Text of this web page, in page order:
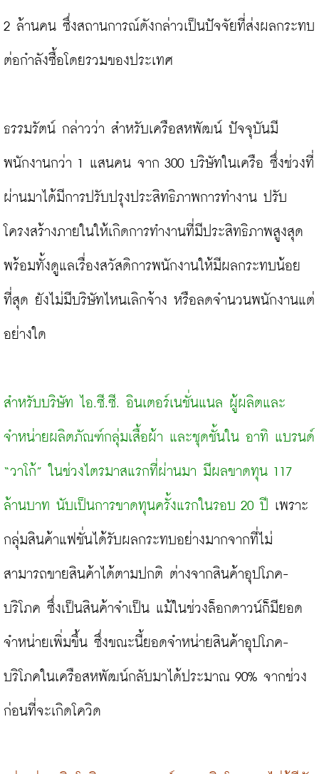
2 ล้านคน ซึ่งสถานการณ์ดังกล่าวเป็นปัจจัยที่ส่งผลกระทบ
ต่อกำลังซื้อโดยรวมของประเทศ
ธรรมรัตน์ กล่าวว่า สำหรับเครือสหพัฒน์ ปัจจุบันมี
พนักงานกว่า 1 แสนคน จาก 300 บริษัทในเครือ ซึ่งช่วงที่
ผ่านมาได้มีการปรับปรุงประสิทธิภาพการทำงาน ปรับ
โครงสร้างภายในให้เกิดการทำงานที่มีประสิทธิภาพสูงสุด
พร้อมทั้งดูแลเรื่องสวัสดิการพนักงานให้มีผลกระทบน้อย
ที่สุด ยังไม่มีบริษัทไหนเลิกจ้าง หรือลดจำนวนพนักงานแต่
อย่างใด
สำหรับบริษัท ไอ.ซี.ซี. อินเตอร์เนชั่นแนล ผู้ผลิตและ
จำหน่ายผลิตภัณฑ์กลุ่มเสื้อผ้า และชุดชั้นใน อาทิ แบรนด์
“วาโก้” ในช่วงไตรมาสแรกที่ผ่านมา มีผลขาดทุน 117
ล้านบาท นับเป็นการขาดทุนครั้งแรกในรอบ 20 ปี เพราะ
กลุ่มสินค้าแฟชั่นได้รับผลกระทบอย่างมากจากที่ไม่
สามารถขายสินค้าได้ตามปกติ ต่างจากสินค้าอุปโภค-
บริโภค ซึ่งเป็นสินค้าจำเป็น แม้ในช่วงล็อกดาวน์ก็มียอด
จำหน่ายเพิ่มขึ้น ซึ่งขณะนี้ยอดจำหน่ายสินค้าอุปโภค-
บริโภคในเครือสหพัฒน์กลับมาได้ประมาณ 90% จากช่วง
ก่อนที่จะเกิดโควิด